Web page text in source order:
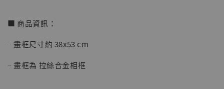
■ 商品資訊：
– 畫框尺寸約 38x53 cm
– 畫框為 拉絲合金相框